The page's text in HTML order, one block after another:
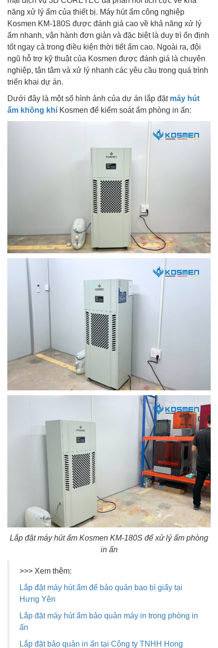
năng xử lý ẩm của thiết bị. Máy hút ẩm công nghiệp
Kosmen KM-180S được đánh giá cao về khả năng xử lý
ẩm nhanh, vận hành đơn giản và đặc biệt là duy trì ổn định
tốt ngay cả trong điều kiện thời tiết ẩm cao. Ngoài ra, đội
ngũ hỗ trợ kỹ thuật của Kosmen được đánh giá là chuyên
nghiệp, tận tâm và xử lý nhanh các yêu cầu trong quá trình
triển khai dự án.
Dưới đây là một số hình ảnh của dự án lắp đặt máy hút
ẩm không khí Kosmen để kiểm soát ẩm phòng in ấn:
Lắp đặt máy hút ẩm Kosmen KM-180S để xử lý ẩm phòng
in ấn
>>> Xem thêm:
Lắp đặt máy hút ẩm để bảo quản bao bì giấy tại
Hưng Yên
Lắp đặt máy hút ẩm bảo quản máy in trong phòng in
ấn
Lắp đặt bảo quản in ấn tại Công ty TNHH Hong